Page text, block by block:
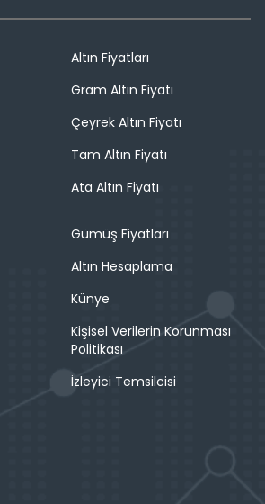
Altın Fiyatları
Gram Altın Fiyatı
Çeyrek Altın Fiyatı
Tam Altın Fiyatı
Ata Altın Fiyatı
Gümüş Fiyatları
Altın Hesaplama
Künye
Kişisel Verilerin Korunması
Politikası
İzleyici Temsilcisi